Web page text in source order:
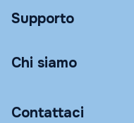
Supporto
Chi siamo
Contattaci